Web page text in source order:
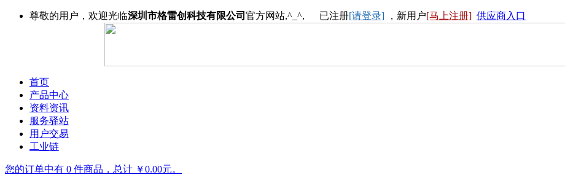
尊敬的用户，欢迎光临深圳市格雷创科技有限公司 官方网站,^_^, 已注册[请登录] ，新用户[马上注册] 供应商入口
首页
产品中心
资料资讯
服务驿站
用户交易
工业链
您的订单中有 0 件商品，总计 ￥0.00元。